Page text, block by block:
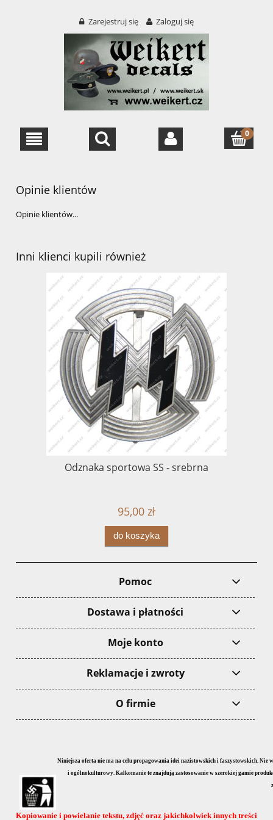
Zarejestruj się Zaloguj się
Opinie klientów
Opinie klientów...
Inni klienci kupili również
Odznaka sportowa SS - srebrna
95,00 zł
do koszyka
Pomoc
Dostawa i płatności
Moje konto
Reklamacje i zwroty
O firmie
Niniejsza oferta nie ma na celu propagowania idei nazistowskich i faszystowskich. Nie
i ogólnokulturowy. Kalkomanie te znajdują zastosowanie w szerokiej gamie
Kopiowanie i powielanie tekstu, zdjęć oraz jakichkolwiek innych treści